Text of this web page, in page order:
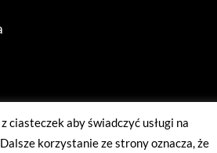
ciasteczek aby świadczyć usługi na
korzystanie ze strony oznacza, że